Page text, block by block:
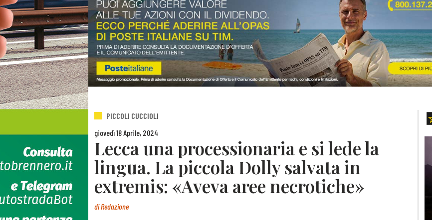
PICCOLI CUCCIOLI
giovedì 18 Aprile, 2024
Lecca una processionaria e si lede la
lingua. La piccola Dolly salvata in
extremis: «Aveva aree necrotiche»
diRedazione